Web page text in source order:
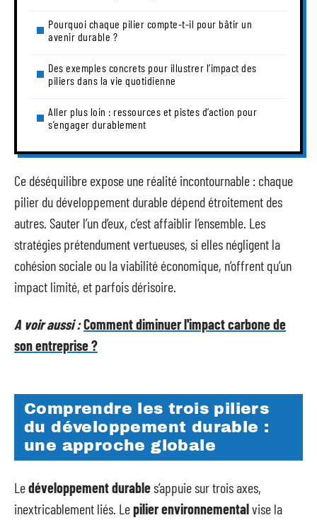
Pourquoi chaque pilier compte-t-il pour bâtir un
avenir durable ?
Des exemples concrets pour illustrer l’impact des
piliers dans la vie quotidienne
Aller plus loin : ressources et pistes d’action pour
s’engager durablement
Ce déséquilibre expose une réalité incontournable : chaque
pilier du développement durable dépend étroitement des
autres. Sauter l’un d’eux, c’est affaiblir l’ensemble. Les
stratégies prétendument vertueuses, si elles négligent la
cohésion sociale ou la viabilité économique, n’offrent qu’un
impact limité, et parfois dérisoire.
A voir aussi :Comment diminuer l'impact carbone de
son entreprise ?
Comprendre les trois piliers
du développement durable :
une approche globale
Ledéveloppement durables’appuie sur trois axes,
inextricablement liés. Lepilier environnementalvise la